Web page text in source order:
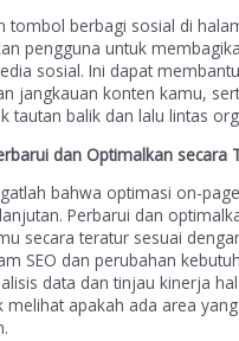
tombol berbagi sosial di
pengguna untuk
sosial. Ini dapat
jangkauan konten kamu,
tautan balik dan lalu lintas
dan Optimalkan secara
bahwa optimasi on-
Perbarui dan
secara teratur sesuai
SEO dan perubahan
data dan tinjau kinerja
melihat apakah ada area